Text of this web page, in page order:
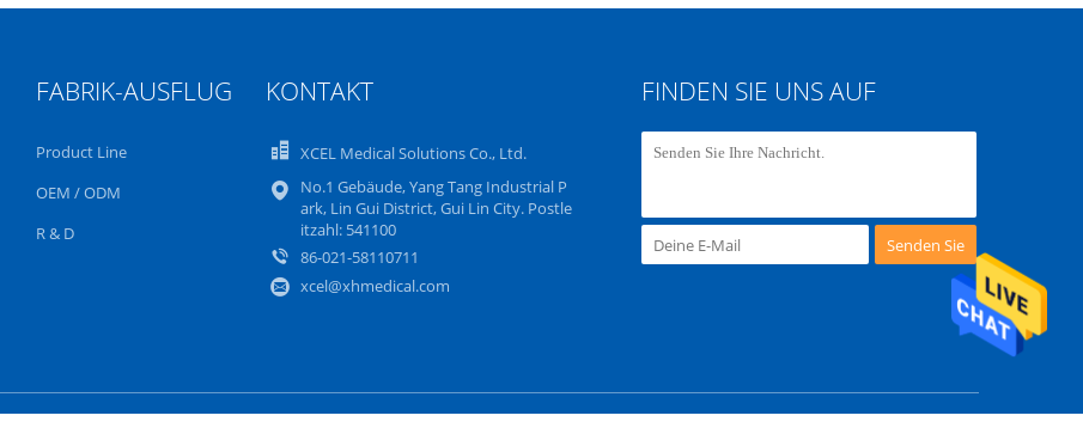
FABRIK-AUSFLUG
Product Line
OEM / ODM
R & D
KONTAKT
XCEL Medical Solutions Co., Ltd.
No.1 Gebäude, Yang Tang Industrial P
ark, Lin Gui District, Gui Lin City. Postle
itzahl: 541100
86-021-58110711
xcel@xhmedical.com
FINDEN SIE UNS AUF
Senden Sie